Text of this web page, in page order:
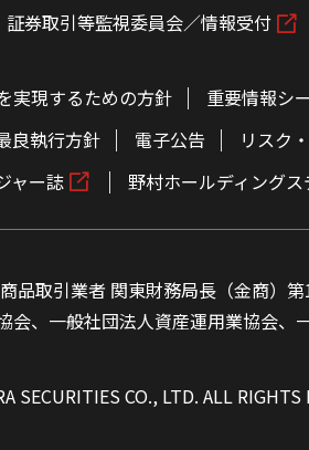
証券取引等監視委員会／情報受付
実現するための方針 重要情報シ
良執行方針 電子公告 リスク
ャー誌
野村ホールディング
品取引業者 関東財務局長（金商）
会、一般社団法人資産運用業協会
SECURITIES CO., LTD. ALL RIGHTS